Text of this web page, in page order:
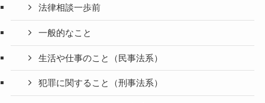
法律相談一歩前
一般的なこと
生活や仕事のこと（民事法系）
犯罪に関すること（刑事法系）